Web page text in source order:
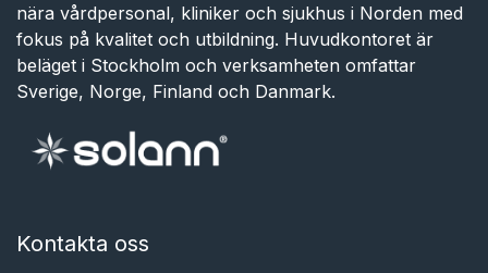
nära vårdpersonal, kliniker och sjukhus i Norden med
fokus på kvalitet och utbildning. Huvudkontoret är
beläget i Stockholm och verksamheten omfattar
Sverige, Norge, Finland och Danmark.
Kontakta oss